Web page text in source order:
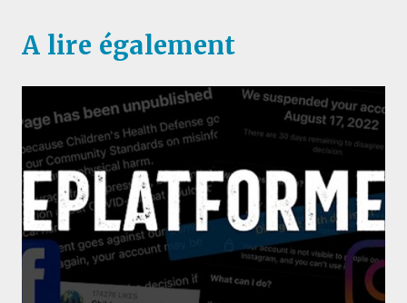
A lire également